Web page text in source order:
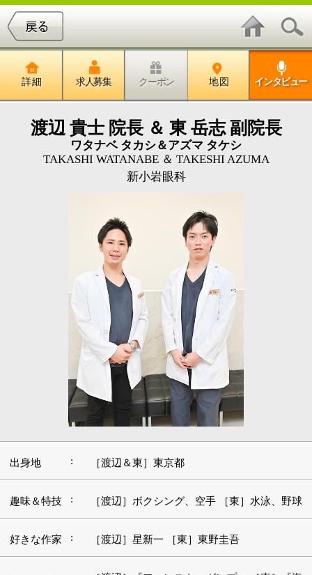
渡辺 貴士 院長 ＆ 東 岳志 副院長
ワタナベ タカシ＆アズマ タケシ
新小岩眼科
［渡辺＆東］東京都
［渡辺］ボクシング、空手 ［東］水泳、野球
［渡辺］星新一 ［東］東野圭吾
［渡辺］『フォレスト・ガンプ』 ［東］『海
猿』
ティスト
葉・座右の
銘
［渡辺］「誠実」 ［東］「初志貫徹」
るように